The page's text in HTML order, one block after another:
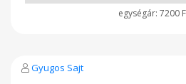
7200
Gyugos Sajt